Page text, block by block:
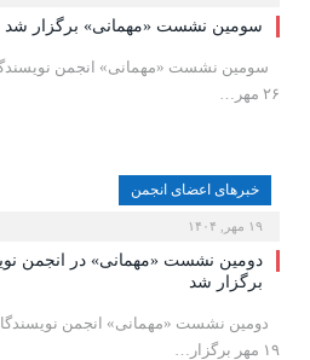
سومین نشست «مهمانی» برگزار شد
سومین نشست «مهمانی» انجمن
۲۶ مهر…
خبرهای اعضای انجمن
۱۹ مهر, ۱۴۰۴
دومین نشست «مهمانی» در انجمن
برگزار شد
دومین نشست «مهمانی» انجمن
۱۹ مهر برگزار…